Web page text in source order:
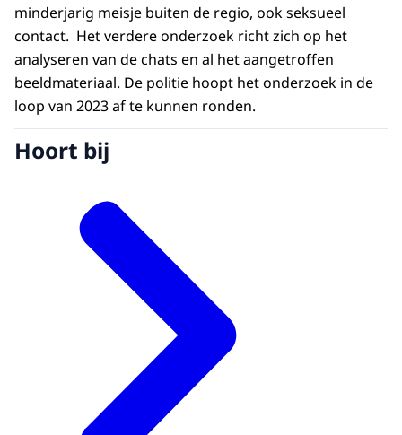
minderjarig meisje buiten de regio, ook seksueel
contact. Het verdere onderzoek richt zich op het
analyseren van de chats en al het aangetroffen
beeldmateriaal. De politie hoopt het onderzoek in de
loop van 2023 af te kunnen ronden.
Hoort bij